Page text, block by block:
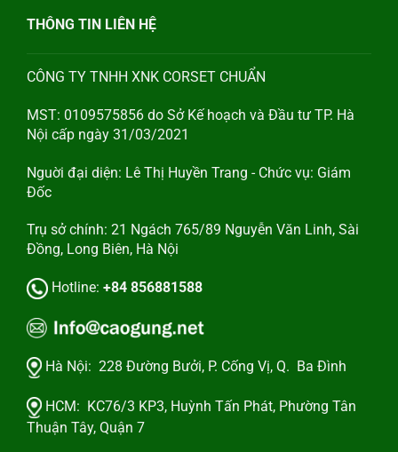
THÔNG TIN LIÊN HỆ
CÔNG TY TNHH XNK CORSET CHUẨN
MST: 0109575856 do Sở Kế hoạch và Đầu tư TP. Hà
Nội cấp ngày 31/03/2021
Nguời đại diện: Lê Thị Huyền Trang - Chức vụ: Giám
Đốc
Trụ sở chính: 21 Ngách 765/89 Nguyễn Văn Linh, Sài
Đồng, Long Biên, Hà Nội
Hotline: +84 856881588
Hà Nội: 228 Đường Bưởi, P. Cống Vị, Q. Ba Đình
HCM: KC76/3 KP3, Huỳnh Tấn Phát, Phường Tân
Thuận Tây, Quận 7